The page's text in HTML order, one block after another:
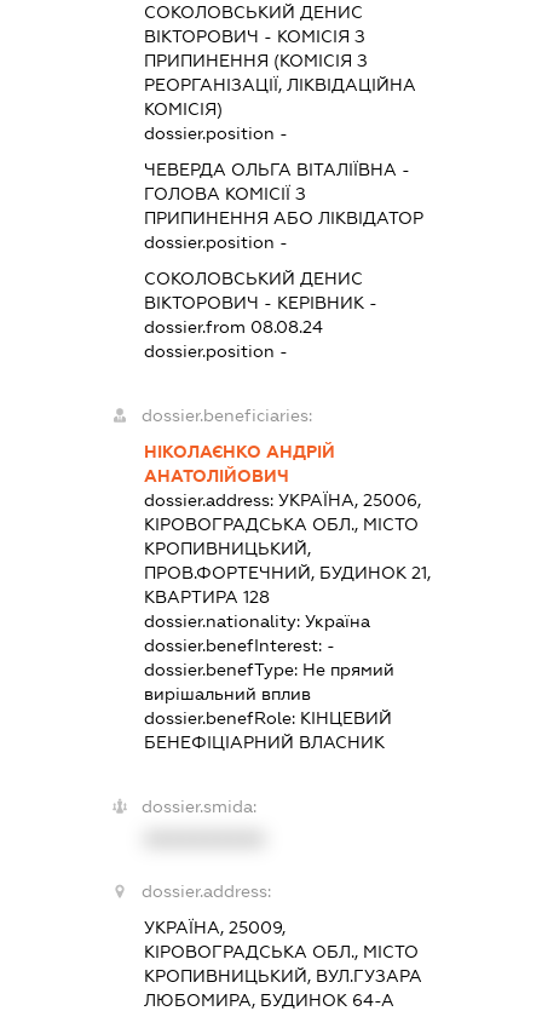
СОКОЛОВСЬКИЙ ДЕНИС
ВІКТОРОВИЧ - КОМІСІЯ З
ПРИПИНЕННЯ (КОМІСІЯ З
РЕОРГАНІЗАЦІЇ, ЛІКВІДАЦІЙНА
КОМІСІЯ)
dossier.position -
ЧЕВЕРДА ОЛЬГА ВІТАЛІЇВНА -
ГОЛОВА КОМІСІЇ З
ПРИПИНЕННЯ АБО ЛІКВІДАТОР
dossier.position -
СОКОЛОВСЬКИЙ ДЕНИС
ВІКТОРОВИЧ - КЕРІВНИК -
dossier.from 08.08.24
dossier.position -
dossier.beneficiaries:
НІКОЛАЄНКО АНДРІЙ
АНАТОЛІЙОВИЧ
dossier.address: УКРАЇНА, 25006,
КІРОВОГРАДСЬКА ОБЛ., МІСТО
КРОПИВНИЦЬКИЙ,
ПРОВ.ФОРТЕЧНИЙ, БУДИНОК 21,
КВАРТИРА 128
dossier.nationality: Україна
dossier.benefInterest: -
dossier.benefType: Не прямий
вирішальний вплив
dossier.benefRole: КІНЦЕВИЙ
БЕНЕФІЦІАРНИЙ ВЛАСНИК
dossier.smida:
dossier.address:
УКРАЇНА, 25009,
КІРОВОГРАДСЬКА ОБЛ., МІСТО
КРОПИВНИЦЬКИЙ, ВУЛ.ГУЗАРА
ЛЮБОМИРА, БУДИНОК 64-А